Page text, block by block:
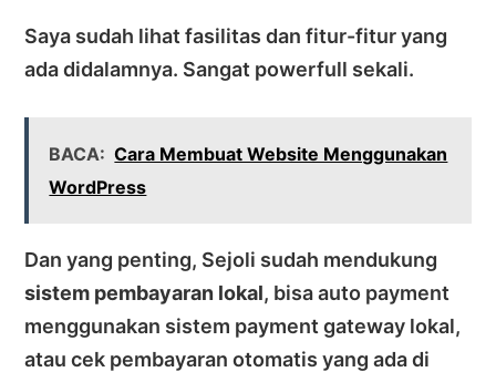
Saya sudah lihat fasilitas dan fitur-fitur yang
ada didalamnya. Sangat powerfull sekali.
BACA: Cara Membuat Website Menggunakan
WordPress
Dan yang penting, Sejoli sudah mendukung
sistem pembayaran lokal, bisa auto payment
menggunakan sistem payment gateway lokal,
atau cek pembayaran otomatis yang ada di